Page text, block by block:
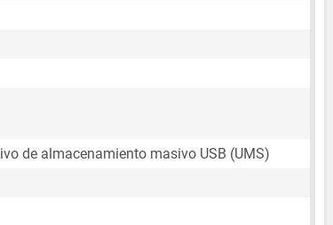
de almacenamiento masivo USB (UMS)